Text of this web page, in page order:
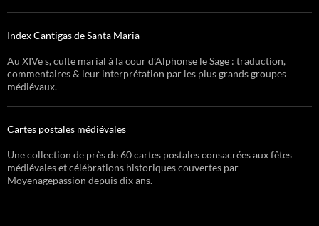
Index Cantigas de Santa Maria
Au XIVe s, culte marial à la cour d’Alphonse le Sage : traduction,
commentaires & leur interprétation par les plus grands groupes
médiévaux.
Cartes postales médiévales
Une collection de près de 60 cartes postales consacrées aux fêtes
médiévales et célébrations historiques couvertes par
Moyenagepassion depuis dix ans.